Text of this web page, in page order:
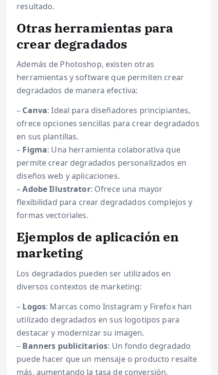
resultado.
Otras herramientas para
crear degradados
Además de Photoshop, existen otras
herramientas y software que permiten crear
degradados de manera efectiva:
– Canva: Ideal para diseñadores principiantes,
ofrece opciones sencillas para crear degradados
en sus plantillas.
– Figma: Una herramienta colaborativa que
permite crear degradados personalizados en
diseños web y aplicaciones.
–Adobe Illustrator: Ofrece una mayor
flexibilidad para crear degradados complejos y
formas vectoriales.
Ejemplos de aplicación en
marketing
Los degradados pueden ser utilizados en
diversos contextos de marketing:
– Logos: Marcas como Instagram y Firefox han
utilizado degradados en sus logotipos para
destacar y modernizar su imagen.
– Banners publicitarios: Un fondo degradado
puede hacer que un mensaje o producto resalte
más, aumentando la tasa de conversión.